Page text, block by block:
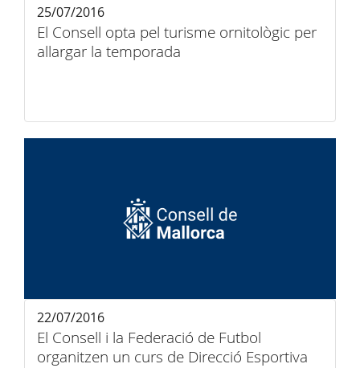
El Consell opta pel turisme ornitològic per
allargar la temporada
25/07/2016
El Consell i la Federació de Futbol
organitzen un curs de Direcció Esportiva
22/07/2016